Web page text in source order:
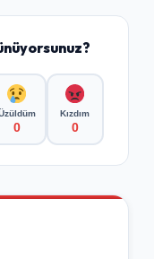
0
Kızdım
0